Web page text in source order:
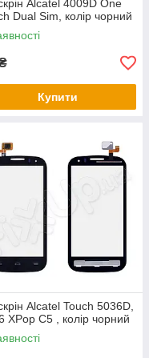
Alcatel 4009D One
Dual Sim, колір чорний
Купити
Alcatel Touch 5036D,
XPop C5 , колір чорний